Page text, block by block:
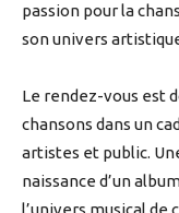
passion pour la
son univers
Le rendez-vous est
chansons dans un
artistes et public.
naissance d’un